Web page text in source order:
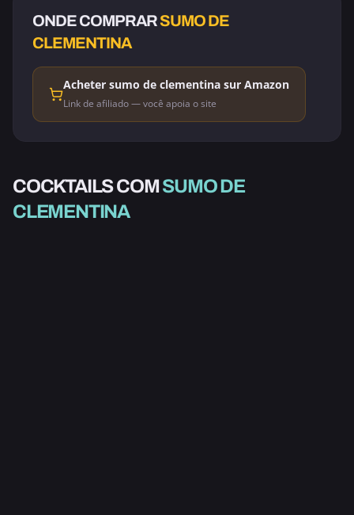
ONDE COMPRARSUMO DE
CLEMENTINA
Acheter sumo de clementina sur Amazon
Link de afiliado — você apoia o site
COCKTAILS COMSUMO DE
CLEMENTINA
ALCOÓLICO
SANGRIA DE NATAL